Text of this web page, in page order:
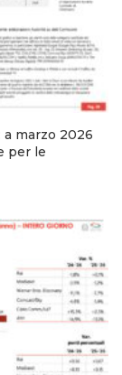
marzo 2026
per le